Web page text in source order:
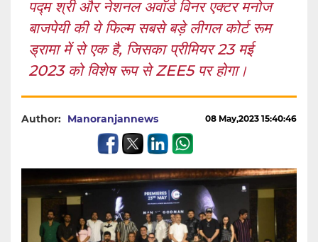
पद्म श्री और नेशनल अवॉर्ड विनर एक्टर मनोज
बाजपेयी की ये फिल्म सबसे बड़े लीगल कोर्ट रूम
ड्रामा में से एक है, जिसका प्रीमियर 23 मई
2023 को विशेष रूप से ZEE5 पर होगा।
Author: Manoranjannews 08 May,2023 15:40:46